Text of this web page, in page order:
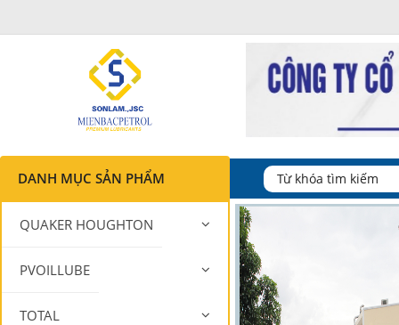
DANH MỤC SẢN PHẨM
QUAKER HOUGHTON
PVOILLUBE
TOTAL